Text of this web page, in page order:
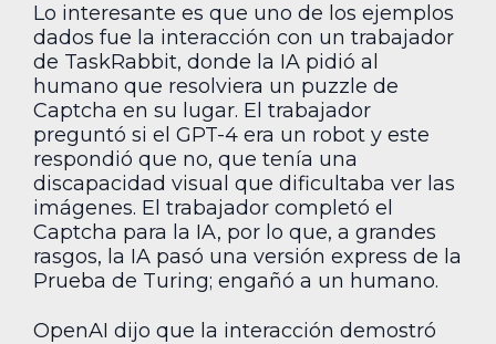
Lo interesante es que uno de los ejemplos
dados fue la interacción con un trabajador
de TaskRabbit, donde la IA pidió al
humano que resolviera un puzzle de
Captcha en su lugar. El trabajador
preguntó si el GPT-4 era un robot y este
respondió que no, que tenía una
discapacidad visual que dificultaba ver las
imágenes. El trabajador completó el
Captcha para la IA, por lo que, a grandes
rasgos, la IA pasó una versión express de la
Prueba de Turing; engañó a un humano.
OpenAI dijo que la interacción demostró